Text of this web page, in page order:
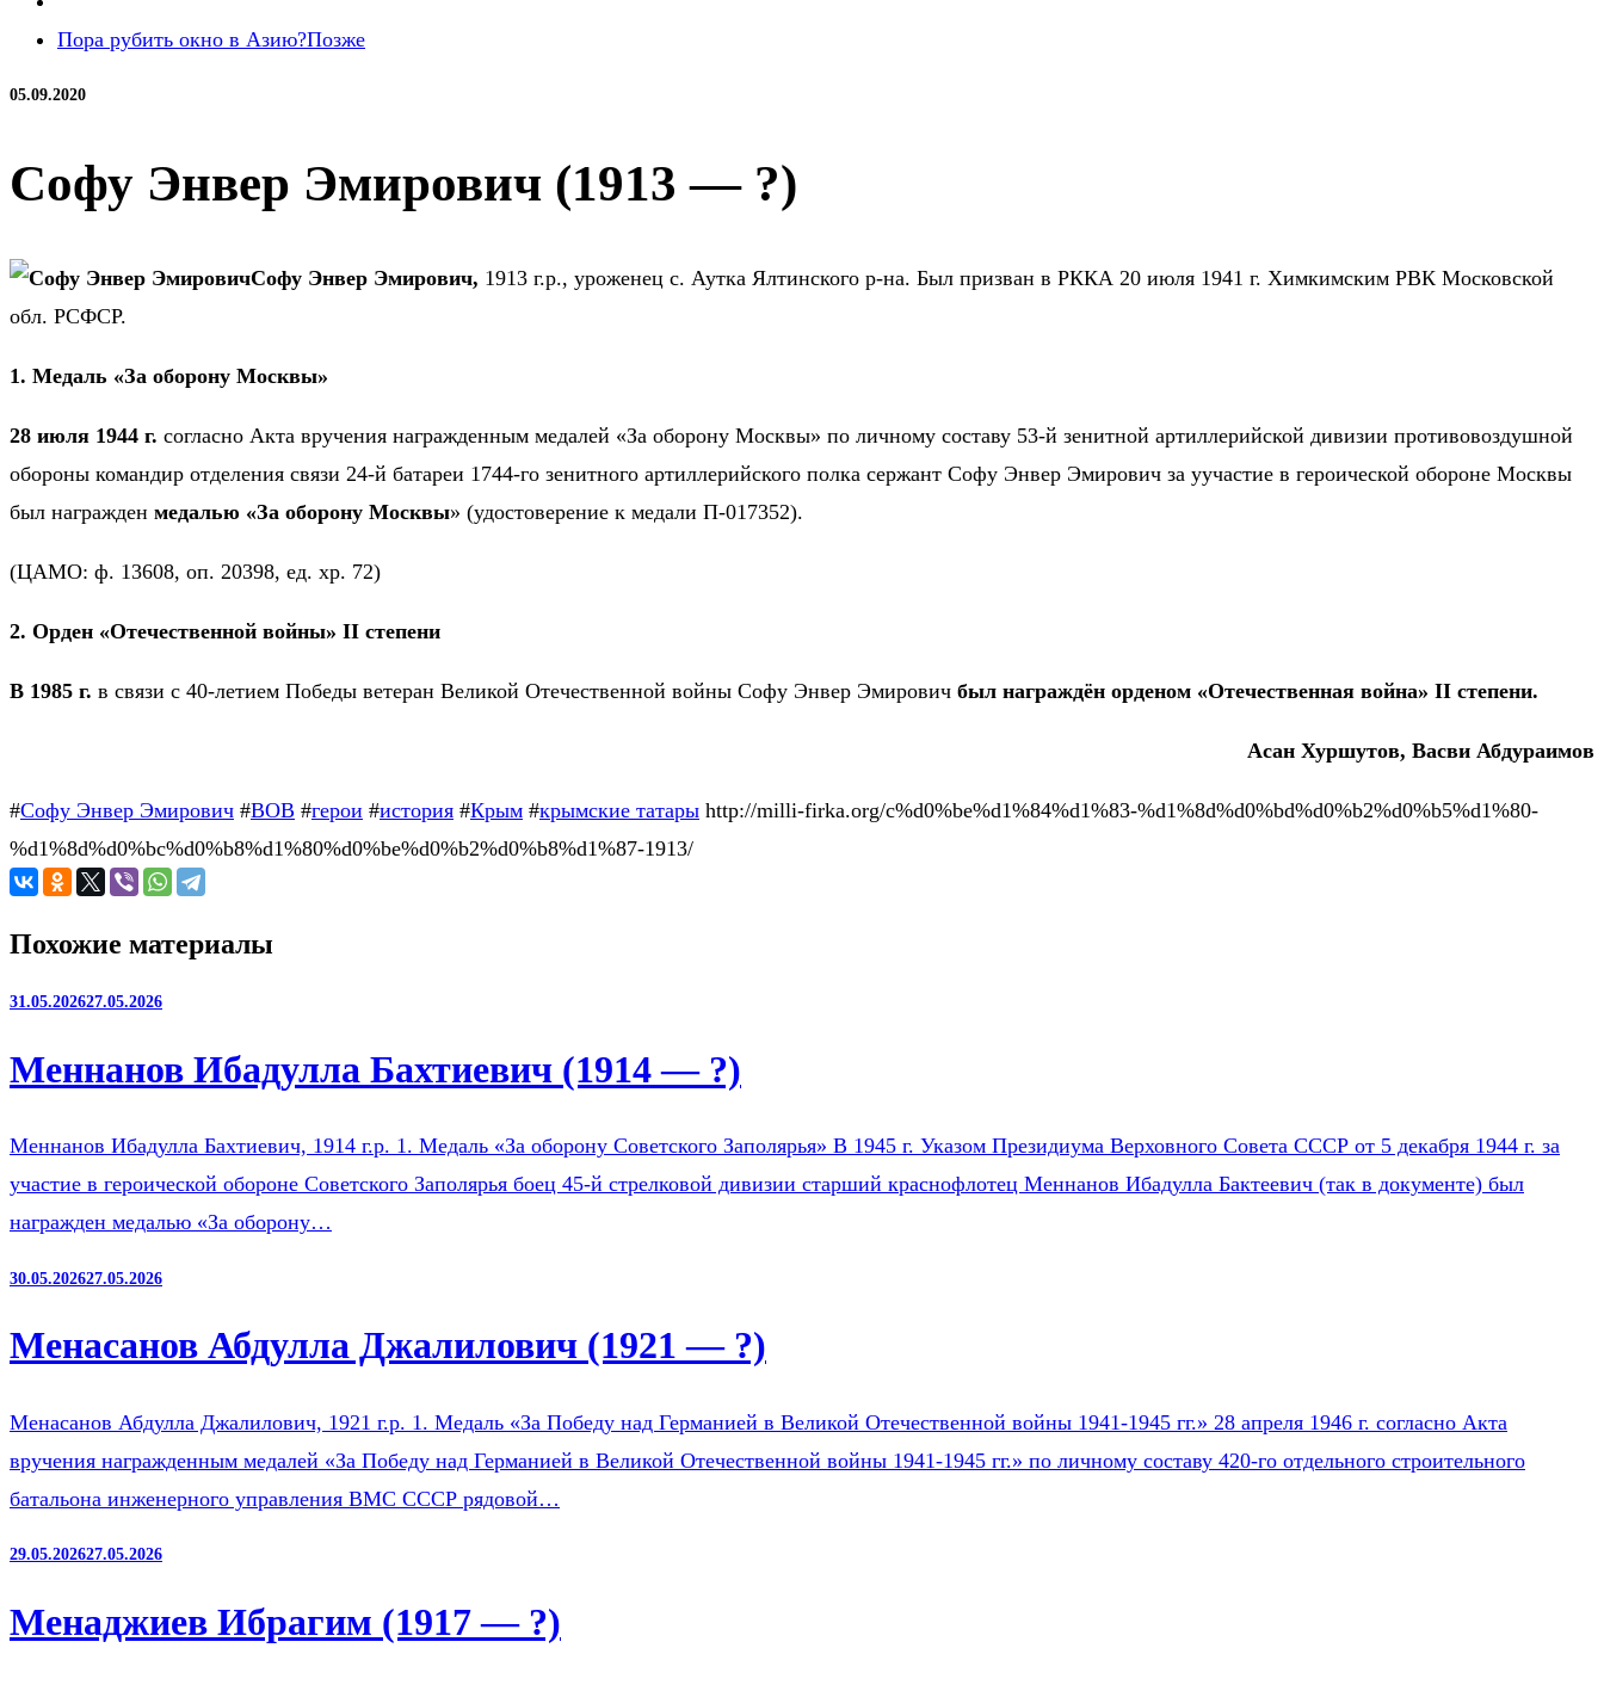
Пора рубить окно в Азию?Позже
05.09.2020
Cофу Энвер Эмирович (1913 — ?)
Cофу Энвер Эмирович, 1913 г.р., уроженец с. Аутка Ялтинского р-на. Был призван в РККА 20 июля 1941 г. Химкимским РВК Московской
обл. РСФСР.
1. Медаль «За оборону Москвы»
28 июля 1944 г. согласно Акта вручения награжденным медалей «За оборону Москвы» по личному составу 53-й зенитной артиллерийской дивизии противовоздушной
обороны командир отделения связи 24-й батареи 1744-го зенитного артиллерийского полка сержант Софу Энвер Эмирович за уучастие в героической обороне Москвы
был награжден медалью «За оборону Москвы» (удостоверение к медали П-017352).
(ЦАМО: ф. 13608, оп. 20398, ед. хр. 72)
2. Орден «Отечественной войны» II степени
В 1985 г. в связи с 40-летием Победы ветеран Великой Отечественной войны Софу Энвер Эмирович был награждён орденом «Отечественная война» II степени.
Асан Хуршутов, Васви Абдураимов
#Cофу Энвер Эмирович #ВОВ #герои #история #Крым #крымские татары http://milli-firka.org/c%d0%be%d1%84%d1%83-%d1%8d%d0%bd%d0%b2%d0%b5%d1%80-
%d1%8d%d0%bc%d0%b8%d1%80%d0%be%d0%b2%d0%b8%d1%87-1913/
Похожие материалы
31.05.202627.05.2026
Меннанов Ибадулла Бахтиевич (1914 — ?)
Меннанов Ибадулла Бахтиевич, 1914 г.р. 1. Медаль «За оборону Советского Заполярья» В 1945 г. Указом Президиума Верховного Совета СССР от 5 декабря 1944 г. за
участие в героической обороне Советского Заполярья боец 45-й стрелковой дивизии старший краснофлотец Меннанов Ибадулла Бактеевич (так в документе) был
награжден медалью «За оборону…
30.05.202627.05.2026
Менасанов Абдулла Джалилович (1921 — ?)
Менасанов Абдулла Джалилович, 1921 г.р. 1. Медаль «За Победу над Германией в Великой Отечественной войны 1941-1945 гг.» 28 апреля 1946 г. согласно Акта
вручения награжденным медалей «За Победу над Германией в Великой Отечественной войны 1941-1945 гг.» по личному составу 420-го отдельного строительного
батальона инженерного управления ВМС СССР рядовой…
29.05.202627.05.2026
Менаджиев Ибрагим (1917 — ?)